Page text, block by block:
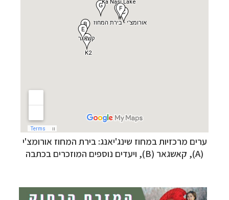
ערים מרכזיות במחוז שינג'יאנג:בירת המחוז אורומצ'י
(A), קאשגאר (B), ויעדים נוספים המוזכרים בכתבה
לחצו לרשימת יעדים »
תכנוןטיולים לפולינזיה הצרפתיתלחצו לפרטים »
תכנון
טיולים לאוסטרליה וניו זילנד לחצו לרשימת